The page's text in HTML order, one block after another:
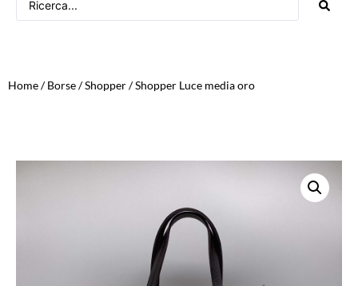
Home/Borse/Shopper/ Shopper Luce media oro